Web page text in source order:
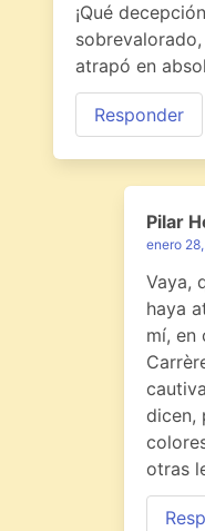
¡Qué
atrapó en
Responder
Pilar
enero
Vaya,
haya
mí, en
dicen,
otras